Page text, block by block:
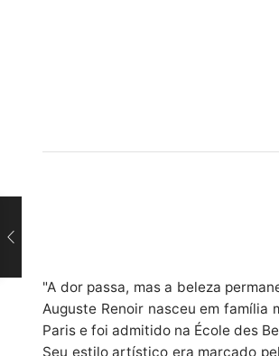
"A dor passa, mas a beleza
Auguste Renoir nasceu em família
Paris e foi admitido na École des
Seu estilo artístico era marcado